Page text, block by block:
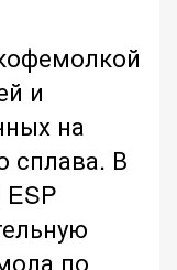
и
на
сплава. В
по